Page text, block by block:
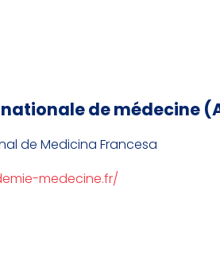
de médecine
de Medicina Francesa
medecine.fr/